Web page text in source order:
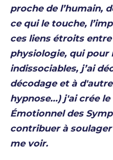
proche de l’humain,
ce qui le touche,
ces liens étroits
physiologie, qui pour
indissociables, j’ai
décodage et à
hypnose...) j'ai crée
Émotionnel des S
contribuer à
me voir.